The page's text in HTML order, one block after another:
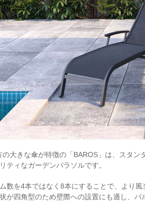
の大きな傘が特徴の「BAROS」は、スタ
ティなガーデンパラソルです。
数を4本ではなく8本にすることで、より風
が四角型のため壁際への設置にも適し、バ